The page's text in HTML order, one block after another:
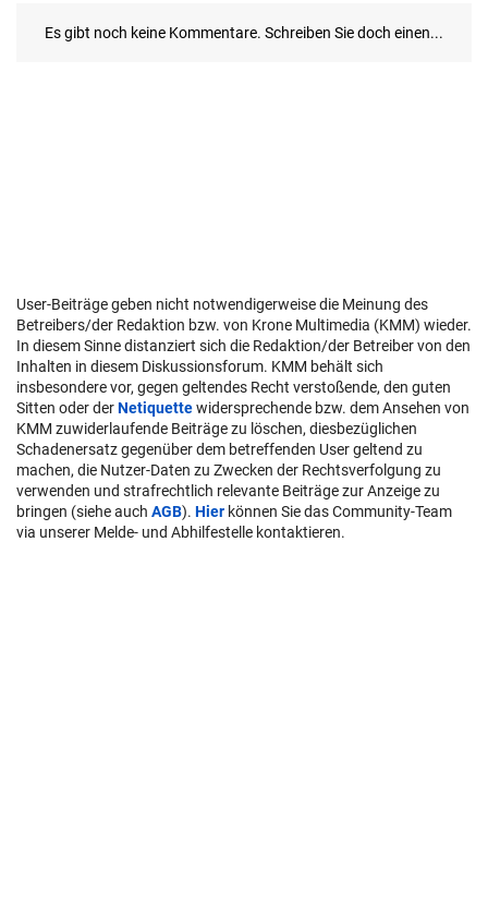
User-Beiträge geben nicht notwendigerweise die Meinung des
Betreibers/der Redaktion bzw. von Krone Multimedia (KMM) wieder.
In diesem Sinne distanziert sich die Redaktion/der Betreiber von den
Inhalten in diesem Diskussionsforum. KMM behält sich
insbesondere vor, gegen geltendes Recht verstoßende, den guten
Sitten oder derNetiquettewidersprechende bzw. dem Ansehen von
KMM zuwiderlaufende Beiträge zu löschen, diesbezüglichen
Schadenersatz gegenüber dem betreffenden User geltend zu
machen, die Nutzer-Daten zu Zwecken der Rechtsverfolgung zu
verwenden und strafrechtlich relevante Beiträge zur Anzeige zu
bringen (siehe auch AGB). Hier können Sie das Community-Team
via unserer Melde- und Abhilfestelle kontaktieren.